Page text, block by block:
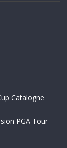
Catalogne
PGA Tour-